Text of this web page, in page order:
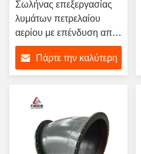
Σωλήνας επεξεργασίας
λυμάτων πετρελαίου
αερίου με επένδυση από
καουτσούκ Χαλύβδινος
σωλήνας ανθεκτικός στη
διάβρωση Φλαντζωτός
άνθρακα
Πάρτε την καλύτερη